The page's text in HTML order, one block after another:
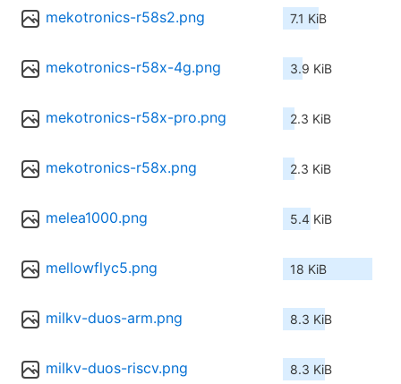
mekotronics-r58s2.png 7.1 KiB
mekotronics-r58x-4g.png 3.9 KiB
mekotronics-r58x-pro.png 2.3 KiB
mekotronics-r58x.png 2.3 KiB
melea1000.png 5.4 KiB
mellowflyc5.png 18 KiB
milkv-duos-arm.png 8.3 KiB
milkv-duos-riscv.png 8.3 KiB